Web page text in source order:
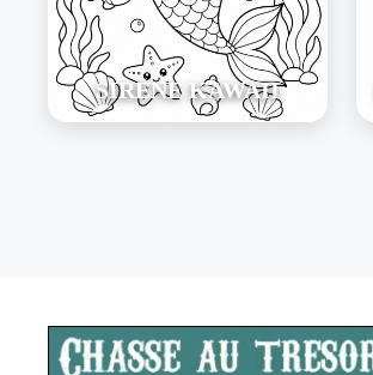
SIRÈNE KAWAII